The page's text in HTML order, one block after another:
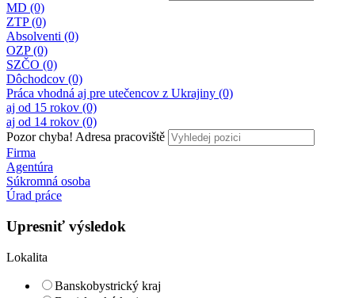
MD (0)
ZTP (0)
Absolventi (0)
OZP (0)
SZČO (0)
Dôchodcov (0)
Práca vhodná aj pre utečencov z Ukrajiny (0)
aj od 15 rokov (0)
aj od 14 rokov (0)
Pozor chyba! Adresa pracoviště
Firma
Agentúra
Súkromná osoba
Úrad práce
Upresniť výsledok
Lokalita
Banskobystrický kraj